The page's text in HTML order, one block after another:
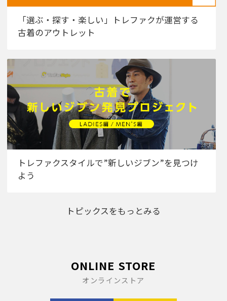
「選ぶ・探す・楽しい」トレファクが運営する
古着のアウトレット
トレファクスタイルで”新しいジブン”を見つけ
よう
トピックスをもっとみる
ONLINE STORE
オンラインストア